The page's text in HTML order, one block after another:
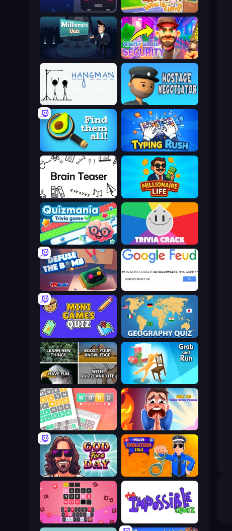
Braindom 2: Who is Lying?
Traffic Cop 3D
Night Club Security
Millionaire Quiz
Hostage Negotiator
Hangman
Typing Rush
Find Them All!
Millionaire Life
Brain Teaser
Trivia Crack
Quizmania: Trivia Game
Google Feud
Defuse the Bomb 3D
Geography Quiz: Flags and Capitals
Mini Games Quiz
Grab and Run
QuizzLand Trivia
Help Me: Tricky Brain Puzzles
Wordler
Police Evolution Idle
God For a Day: Prequel
The Impossible Quiz
Wordling